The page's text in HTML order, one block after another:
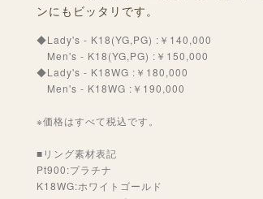
ンにもビッタリです。
◆Lady's - K18(YG,PG) :￥140,000
Men's - K18(YG,PG) :￥150,000
◆Lady's - K18WG :￥180,000
Men's - K18WG :￥190,000
※価格はすべて税込です。
■リング素材表記
Pt900:プラチナ
K18WG:ホワイトゴールド